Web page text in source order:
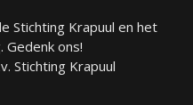
Stichting Krapuul en het
Gedenk ons!
Stichting Krapuul